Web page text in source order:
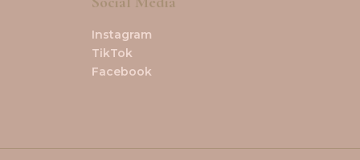
Instagram
TikTok
Facebook